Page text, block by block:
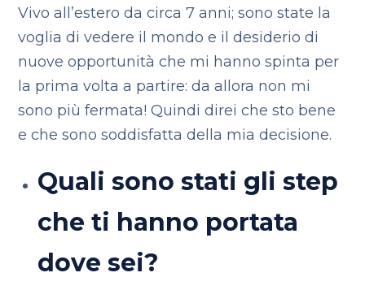
Vivo all’estero da circa 7 anni; sono state la
voglia di vedere il mondo e il desiderio di
nuove opportunità che mi hanno spinta per
la prima volta a partire: da allora non mi
sono più fermata! Quindi direi che sto bene
e che sono soddisfatta della mia decisione.
Quali sono stati gli step
che ti hanno portata
dove sei?